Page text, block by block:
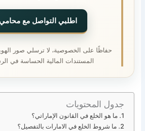
اطلبي التواصل مع
حفاظًا على الخصوصية، لا ترسلي صور
المستندات المالية الحساسة في
جدول المحتويات
ما هو الخلع في القانون الإماراتي؟
ما شروط الخلع في الامارات بالتفصيل؟